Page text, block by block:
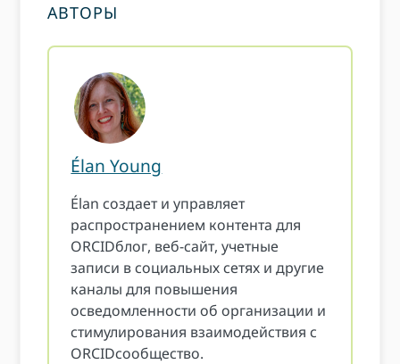
АВТОРЫ
Élan Young
Élan создает и управляет
распространением контента для
ORCIDблог, веб-сайт, учетные
записи в социальных сетях и другие
каналы для повышения
осведомленности об организации и
стимулирования взаимодействия с
ORCIDсообщество.